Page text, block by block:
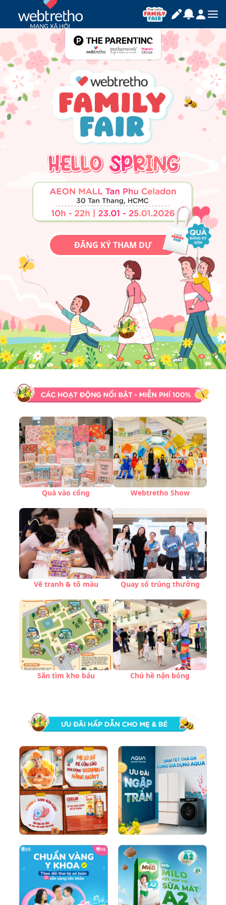
ĐĂNG KÝ THAM DỰ
Quà vào cổng Webtretho Show
Vẽ tranh & tô màu Quay số trúng thưởng
Săn tìm kho báu Chú hề nặn bóng